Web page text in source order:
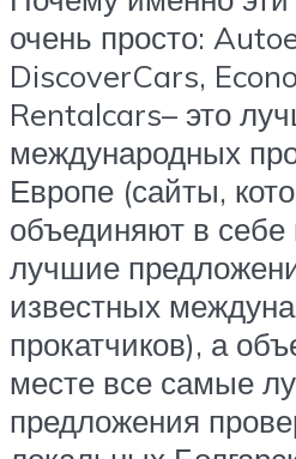
очень просто:
DiscoverCars,
Rentalcars– это
международных
Европе (сайты,
объединяют в
лучшие
известных
прокатчиков), а
месте все самые
предложения